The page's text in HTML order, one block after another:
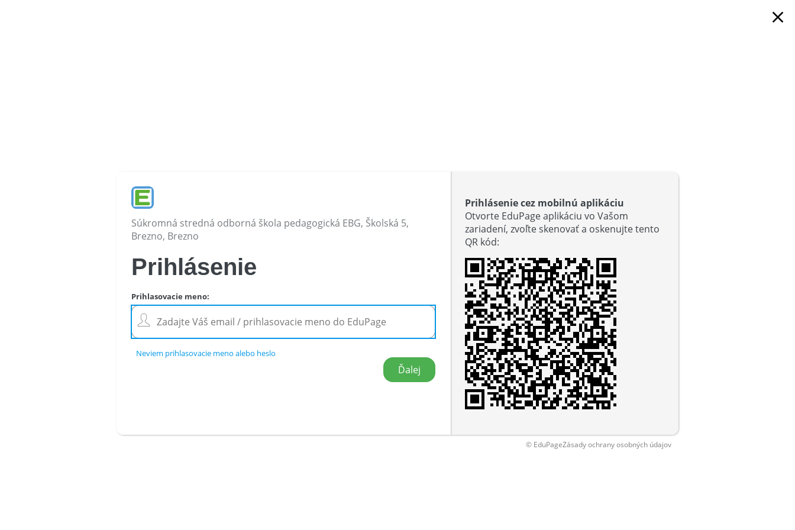
Súkromná stredná odborná škola pedagogická EBG, Školská 5,
Brezno, Brezno
close
Prihlásenie
Prihlasovacie meno:
Neviem prihlasovacie meno alebo heslo
Prihlásenie cez mobilnú aplikáciu
Otvorte EduPage aplikáciu vo Vašom
zariadení, zvoľte skenovať a oskenujte tento
QR kód:
© EduPageZásady ochrany osobných údajov